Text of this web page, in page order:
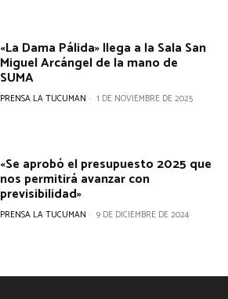
«La Dama Pálida» llega a la Sala San
Miguel Arcángel de la mano de
SUMA
PRENSA LA TUCUMAN - 1 DE NOVIEMBRE DE 2025
«Se aprobó el presupuesto 2025 que
nos permitirá avanzar con
previsibilidad»
PRENSA LA TUCUMAN - 9 DE DICIEMBRE DE 2024